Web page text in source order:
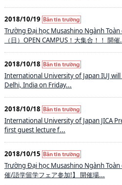
2018/10/19
Trường Đại học Musashino Ngành Toàn
（日）OPEN CAMPUS！大集合！！ 開催
2018/10/18
International University of Japan IUJ
Delhi, India on Friday...
2018/10/18
International University of Japan JICA
first guest lecture f...
2018/10/15
Trường Đại học Musashino Ngành Toàn
催/語学留学フェア参加!】 開催場...